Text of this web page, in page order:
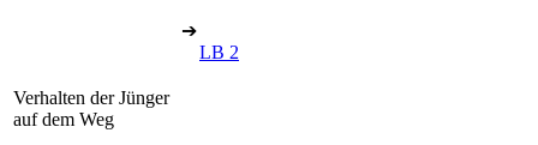
➔
LB 2
Verhalten der Jünger
auf dem Weg